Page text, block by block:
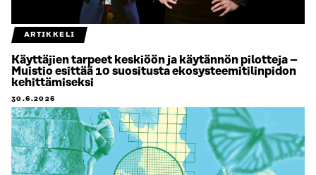
ARTIKKELI
Käyttäjien tarpeet keskiöön ja käytännön pilotteja –
Muistio esittää 10 suositusta ekosysteemitilinpidon
kehittämiseksi
30.6.2026